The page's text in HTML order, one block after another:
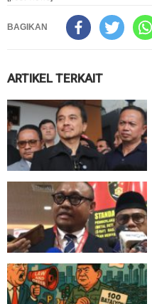
BAGIKAN
ARTIKEL TERKAIT